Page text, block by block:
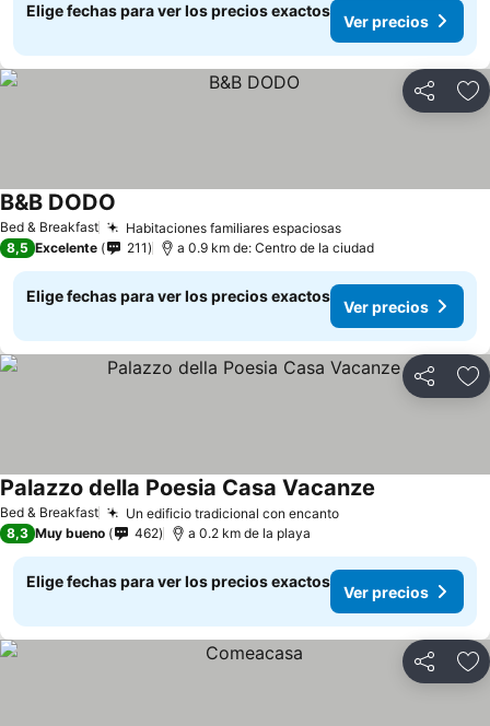
Elige fechas para ver los precios exactos
Ver precios
Compartir
Bed & Breakfast Habitaciones familiares espaciosas
B&B DODO
8,5 Excelente 211 a 0.9 km de: Centro de la ciudad
Elige fechas para ver los precios exactos
Ver precios
Compartir
Bed & Breakfast Un edificio tradicional con encanto
Palazzo della Poesia Casa Vacanze
8,3 Muy bueno 462 a 0.2 km de la playa
Elige fechas para ver los precios exactos
Ver precios
Compartir